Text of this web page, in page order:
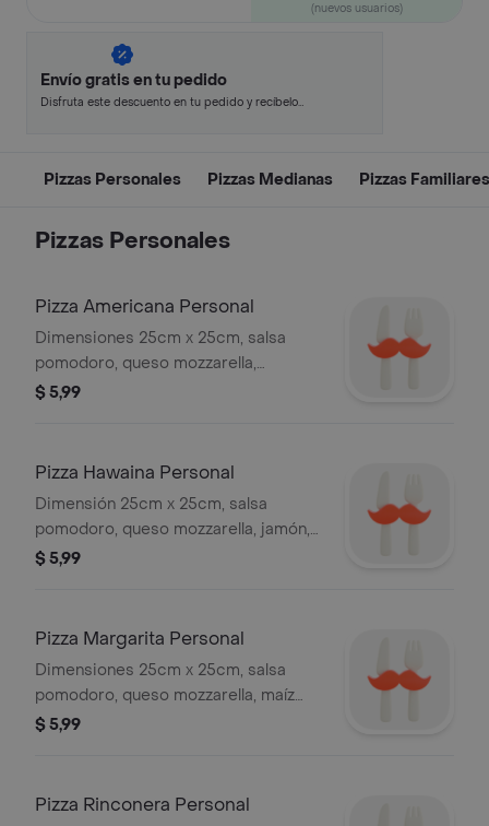
(nuevos usuarios)
Envío gratis en tu pedido
Disfruta este descuento en tu pedido y recíbelo
Pizzas Personales Pizzas Medianas Pizzas Familiares
Pizzas Personales
Pizza Americana Personal
Dimensiones 25cm x 25cm, salsa
pomodoro, queso mozzarella,
pepperoni.
$ 5,99
Pizza Hawaina Personal
Dimensión 25cm x 25cm, salsa
pomodoro, queso mozzarella, jamón,
trozos de piña.
$ 5,99
Pizza Margarita Personal
Dimensiones 25cm x 25cm, salsa
pomodoro, queso mozzarella, maíz
dulce, jamón.
$ 5,99
Pizza Rinconera Personal